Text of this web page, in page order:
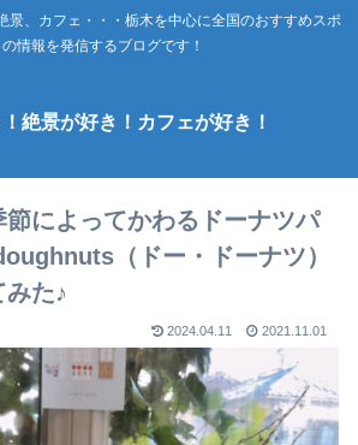
景、カフェ・・・栃木を中心に全国のおすすめスポ
の情報を発信するブログです！
絶景が好き！カフェが好き！
節によってかわるドーナツパ
（ドー・ドーナツ）
た♪
2024.04.11 2021.11.01